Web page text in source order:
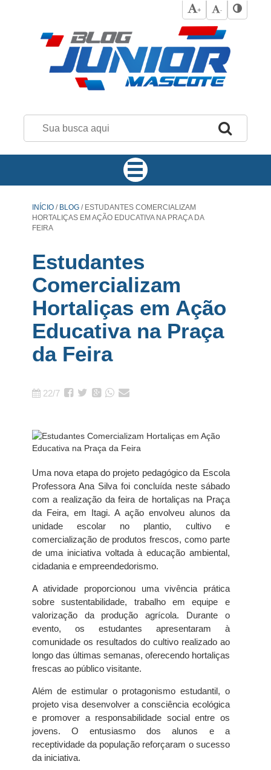
+ -
INÍCIO / BLOG /ESTUDANTES COMERCIALIZAM
HORTALIÇAS EM AÇÃO EDUCATIVA NA PRAÇA DA
FEIRA
Estudantes
Comercializam
Hortaliças em Ação
Educativa na Praça
da Feira
22/7
Uma nova etapa do projeto pedagógico da Escola
Professora Ana Silva foi concluída neste sábado
com a realização da feira de hortaliças na Praça
da Feira, em Itagi. A ação envolveu alunos da
unidade escolar no plantio, cultivo e
comercialização de produtos frescos, como parte
de uma iniciativa voltada à educação ambiental,
cidadania e empreendedorismo.
A atividade proporcionou uma vivência prática
sobre sustentabilidade, trabalho em equipe e
valorização da produção agrícola. Durante o
evento, os estudantes apresentaram à
comunidade os resultados do cultivo realizado ao
longo das últimas semanas, oferecendo hortaliças
frescas ao público visitante.
Além de estimular o protagonismo estudantil, o
projeto visa desenvolver a consciência ecológica
e promover a responsabilidade social entre os
jovens. O entusiasmo dos alunos e a
receptividade da população reforçaram o sucesso
da iniciativa.